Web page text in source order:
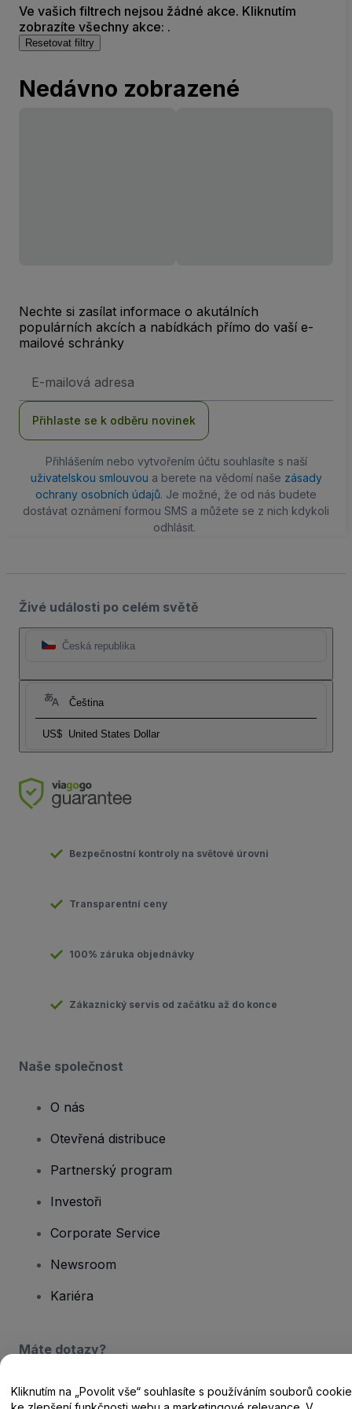
Ve vašich filtrech nejsou žádné akce. Kliknutím
zobrazíte všechny akce: .
Resetovat filtry
Nedávno zobrazené
Nechte si zasílat informace o akutálních
populárních akcích a nabídkách přímo do vaší e-
mailové schránky
adresa
Přihlaste se k odběru novinek
Přihlášením nebo vytvořením účtu souhlasíte s naší
uživatelskou smlouvou a berete na vědomí naše zásady
ochrany osobních údajů. Je možné, že od nás budete
dostávat oznámení formou SMS a můžete se z nich kdykoli
odhlásit.
Živé události po celém světě
Česká republika
Čeština
US$ United States Dollar
Bezpečnostní kontroly na světové úrovni
Transparentní ceny
100% záruka objednávky
Zákaznický servis od začátku až do konce
Naše společnost
O nás
Otevřená distribuce
Partnerský program
Investoři
Corporate Service
Newsroom
Kariéra
Máte dotazy?
Centrum nápovědy / Kontakt
Kliknutím na „Povolit vše“ souhlasíte s používáním souborů cookie